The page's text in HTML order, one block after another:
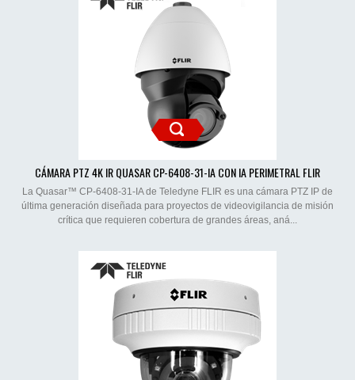
CÁMARA PTZ 4K IR QUASAR CP-6408-31-IA CON IA PERIMETRAL FLIR
La Quasar™ CP-6408-31-IA de Teledyne FLIR es una cámara PTZ IP de
última generación diseñada para proyectos de videovigilancia de misión
crítica que requieren cobertura de grandes áreas, aná...